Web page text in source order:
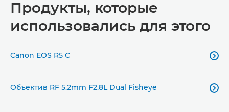
Продукты, которые
использовались для этого
Canon EOS R5 C 
Объектив RF 5.2mm F2.8L Dual Fisheye 